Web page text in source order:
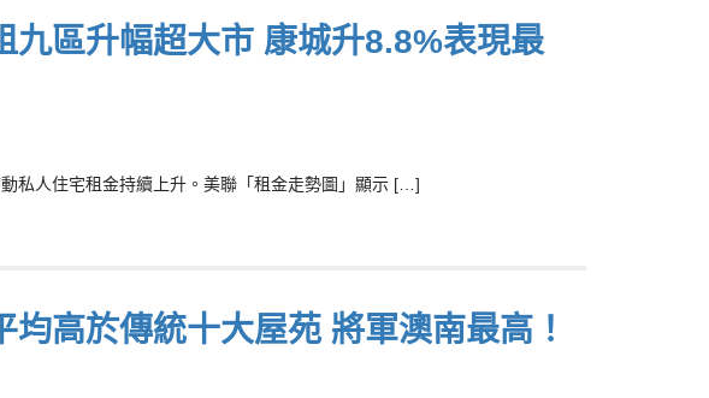
九區升幅超大市 康城升8.8%表現最
私人住宅租金持續上升。美聯「租金走勢圖」顯示 […]
均高於傳統十大屋苑 將軍澳南最高！